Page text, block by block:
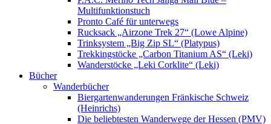
Multifunktionstuch
Pronto Café für unterwegs
Rucksack „Airzone Trek 27“ (Lowe Alpine)
Trinksystem „Big Zip SL“ (Platypus)
Trekkingstöcke „Carbon Titanium AS“ (Leki)
Wanderstöcke „Leki Corklite“ (Leki)
Bücher
Wanderbücher
Biergartenwanderungen Fränkische Schweiz
(Heinrichs)
Die beliebtesten Wanderwege der Hessen (PMV)